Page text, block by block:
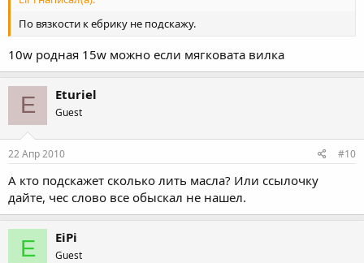
По вязкости к ебрику не подскажу.
10w родная 15w можно если мягковата вилка
E Eturiel
Guest
22 Апр 2010 #10
А кто подскажет сколько лить масла? Или ссылочку
дайте, чес слово все обыскал не нашел.
E EiPi
Guest